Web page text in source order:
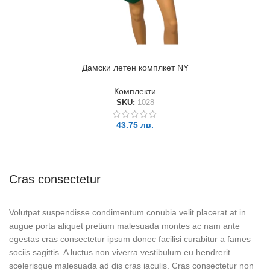
Дамски летен комплкет NY
Комплекти
SKU: 1028
43.75 лв.
Cras consectetur
Volutpat suspendisse condimentum conubia velit placerat at in
augue porta aliquet pretium malesuada montes ac nam ante
egestas cras consectetur ipsum donec facilisi curabitur a fames
sociis sagittis. A luctus non viverra vestibulum eu hendrerit
scelerisque malesuada ad dis cras iaculis. Cras consectetur non